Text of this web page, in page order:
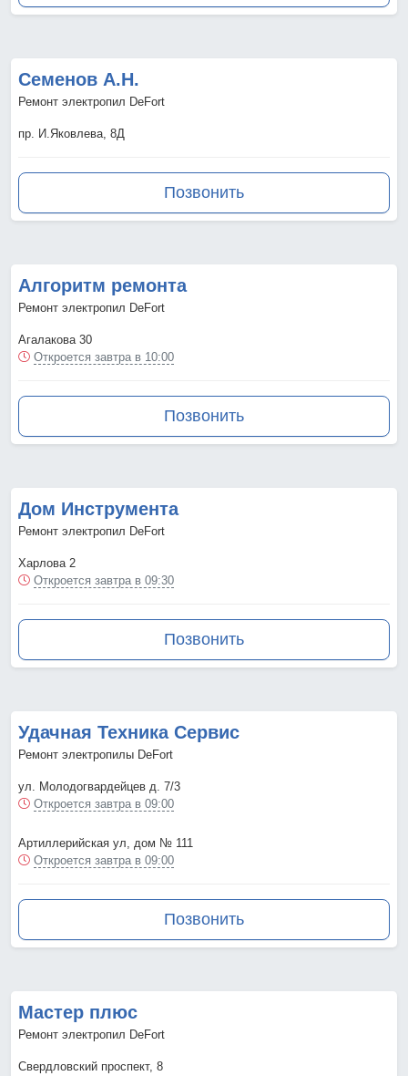
Семенов А.Н.
Ремонт электропил DeFort
пр. И.Яковлева, 8Д
Позвонить
Алгоритм ремонта
Ремонт электропил DeFort
Агалакова 30
Откроется завтра в 10:00
Позвонить
Дом Инструмента
Ремонт электропил DeFort
Харлова 2
Откроется завтра в 09:30
Позвонить
Удачная Техника Сервис
Ремонт электропилы DeFort
ул. Молодогвардейцев д. 7/3
Откроется завтра в 09:00
Артиллерийская ул, дом № 111
Откроется завтра в 09:00
Позвонить
Мастер плюс
Ремонт электропил DeFort
Свердловский проспект, 8